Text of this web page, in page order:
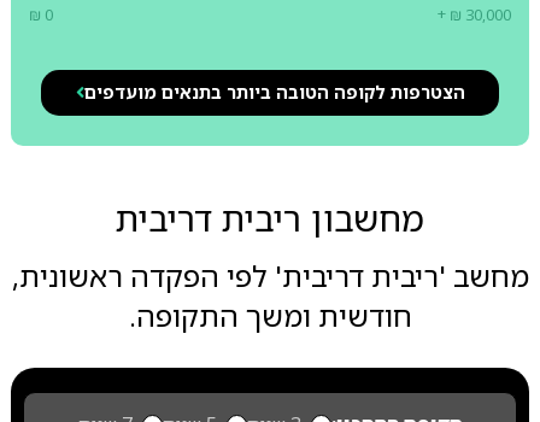
₪ 0 + ₪ 30,000
הצטרפות לקופה הטובה ביותר בתנאים מועדפים
מחשבון ריבית דריבית
מחשב 'ריבית דריבית' לפי הפקדה ראשונית,
חודשית ומשך התקופה.